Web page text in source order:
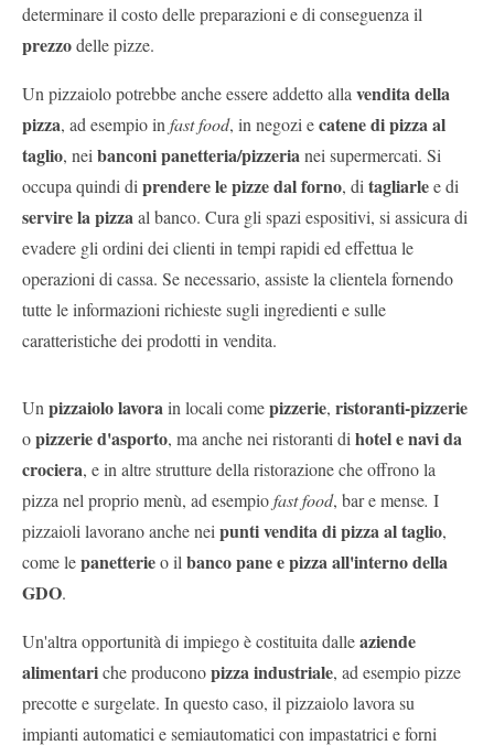
determinare il costo delle preparazioni e di conseguenza il
prezzodelle pizze.
Un pizzaiolo potrebbe anche essere addetto alla vendita della
pizza, ad esempio in fast food, in negozi ecatene di pizza al
taglio, nei banconi panetteria/pizzerianei supermercati. Si
occupa quindi di prendere le pizze dal forno, di tagliarlee di
servire la pizzaal banco. Cura gli spazi espositivi, si assicura di
evadere gli ordini dei clienti in tempi rapidi ed effettua le
operazioni di cassa. Se necessario, assiste la clientela fornendo
tutte le informazioni richieste sugli ingredienti e sulle
caratteristiche dei prodotti in vendita.
Un pizzaiolo lavorain locali comepizzerie, ristoranti-pizzerie
opizzerie d'asporto, ma anche nei ristoranti di hotel e navi da
crociera, e in altre strutture della ristorazione che offrono la
pizza nel proprio menù, ad esempiofast food, bar e mense. I
pizzaioli lavorano anche nei punti vendita di pizza al taglio,
come lepanetterieo il banco pane e pizza all'interno della
GDO.
Un'altra opportunità di impiego è costituita dalleaziende
alimentariche produconopizza industriale, ad esempio pizze
precotte e surgelate. In questo caso, il pizzaiolo lavora su
impianti automatici e semiautomatici con impastatrici e forni